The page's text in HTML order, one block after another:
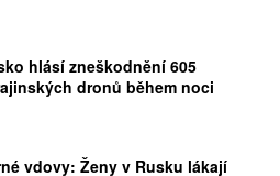
hlásí zneškodnění 605
dronů během noci
vdovy: Ženy v Rusku lákají